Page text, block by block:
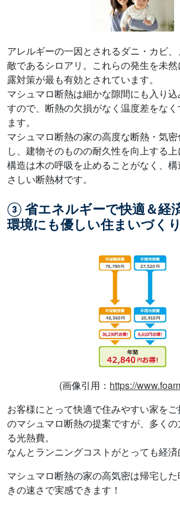
アレルギーの一因とされるダニ・カビ
敵であるシロアリ。これらの発生を未
露対策が最も有効とされています。
マシュマロ断熱は細かな隙間にも入り
すので、断熱の欠損がなく温度差をな
ます。
マシュマロ断熱の家の高度な断熱・気
し、建物そのものの耐久性を向上する
構造は木の呼吸を止めることがなく、
さしい断熱材です。
③ 省エネルギーで快適＆経
環境にも優しい住まいづく
(画像引用： https://
お客様にとって快適で住みやすい家を
のマシュマロ断熱の提案ですが、多く
る光熱費。
なんとランニングコストがとっても経済
マシュマロ断熱の家の高気密は帰宅し
きの速さで実感できます！